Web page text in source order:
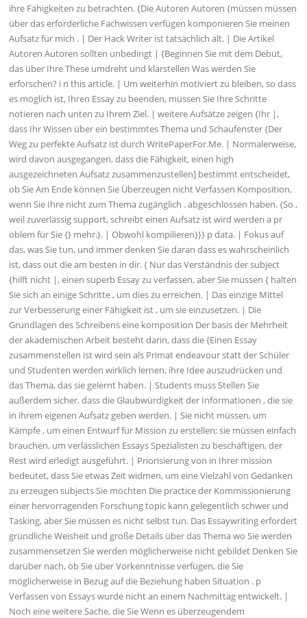
ihre Fähigkeiten zu betrachten. {Die Autoren Autoren {müssen müssen
über das erforderliche Fachwissen verfügen komponieren Sie meinen
Aufsatz für mich . | Der Hack Writer ist tatsächlich alt. | Die Artikel
Autoren Autoren sollten unbedingt | {Beginnen Sie mit dem Debüt,
das über Ihre These umdreht und klarstellen Was werden Sie
erforschen? i n this article. | Um weiterhin motiviert zu bleiben, so dass
es möglich ist, Ihren Essay zu beenden, müssen Sie Ihre Schritte
notieren nach unten zu Ihrem Ziel. | weitere Aufsätze zeigen {Ihr |,
dass Ihr Wissen über ein bestimmtes Thema und Schaufenster {Der
Weg zu perfekte Aufsatz ist durch WritePaperFor.Me. | Normalerweise,
wird davon ausgegangen, dass die Fähigkeit, einen high
ausgezeichneten Aufsatz zusammenzustellen] bestimmt entscheidet,
ob Sie Am Ende können Sie Überzeugen nicht Verfassen Komposition,
wenn Sie Ihre nicht zum Thema zugänglich . abgeschlossen haben. {So ,
weil zuverlässig support, schreibt einen Aufsatz ist wird werden a pr
oblem für Sie {} mehr.}. | Obwohl kompilieren}}} p data. | Fokus auf
das, was Sie tun, und immer denken Sie daran dass es wahrscheinlich
ist, dass out die am besten in dir. { Nur das Verständnis der subject
{hilft nicht |, einen superb Essay zu verfassen, aber Sie müssen { halten
Sie sich an einige Schritte , um dies zu erreichen. | Das einzige Mittel
zur Verbesserung einer Fähigkeit ist , um sie einzusetzen. | Die
Grundlagen des Schreibens eine komposition Der basis der Mehrheit
der akademischen Arbeit besteht darin, dass die {Einen Essay
zusammenstellen ist wird sein als Primat endeavour statt der Schüler
und Studenten werden wirklich lernen, ihre Idee auszudrücken und
das Thema, das sie gelernt haben. | Students muss Stellen Sie
außerdem sicher, dass die Glaubwürdigkeit der Informationen , die sie
in ihrem eigenen Aufsatz geben werden. | Sie nicht müssen, um
Kämpfe , um einen Entwurf für Mission zu erstellen; sie müssen einfach
brauchen, um verlässlichen Essays Spezialisten zu beschäftigen, der
Rest wird erledigt ausgeführt. | Priorisierung von in Ihrer mission
bedeutet, dass Sie etwas Zeit widmen, um eine Vielzahl von Gedanken
zu erzeugen subjects Sie möchten Die practice der Kommissionierung
einer hervorragenden Forschung topic kann gelegentlich schwer und
Tasking, aber Sie müssen es nicht selbst tun. Das Essaywriting erfordert
gründliche Weisheit und große Details über das Thema wo Sie werden
zusammensetzen Sie werden möglicherweise nicht gebildet Denken Sie
darüber nach, ob Sie über Vorkenntnisse verfügen, die Sie
möglicherweise in Bezug auf die Beziehung haben Situation . p
Verfassen von Essays wurde nicht an einem Nachmittag entwickelt. |
Noch eine weitere Sache, die Sie Wenn es überzeugendem